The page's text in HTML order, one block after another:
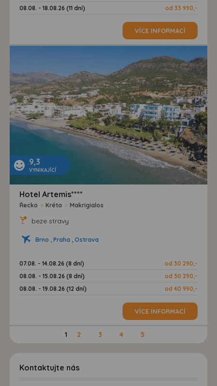
08.08. - 18.08.26 (11 dní)
od 33 990,-
VÍCE INFORMACÍ
9,3
VYNIKAJÍCÍ
Hotel Artemis****
Řecko > Kréta > Makrigialos
beze stravy
Brno , Praha , Ostrava
07.08. - 14.08.26 (8 dní)
od 30 290,-
08.08. - 15.08.26 (8 dní)
od 30 290,-
08.08. - 19.08.26 (12 dní)
od 40 990,-
VÍCE INFORMACÍ
1 2 3 4 5
Kontaktujte nás